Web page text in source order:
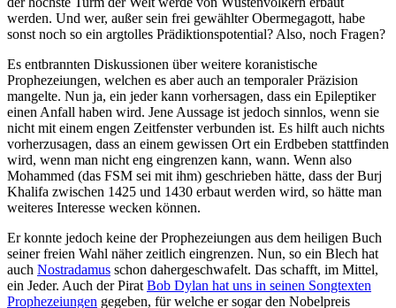
werden. Und wer, außer sein frei gewählter Obermegagott, habe
sonst noch so ein argtolles Prädiktionspotential? Also, noch Fragen?
Es entbrannten Diskussionen über weitere koranistische
Prophezeiungen, welchen es aber auch an temporaler Präzision
mangelte. Nun ja, ein jeder kann vorhersagen, dass ein Epileptiker
einen Anfall haben wird. Jene Aussage ist jedoch sinnlos, wenn sie
nicht mit einem engen Zeitfenster verbunden ist. Es hilft auch nichts
vorherzusagen, dass an einem gewissen Ort ein Erdbeben stattfinden
wird, wenn man nicht eng eingrenzen kann, wann. Wenn also
Mohammed (das FSM sei mit ihm) geschrieben hätte, dass der Burj
Khalifa zwischen 1425 und 1430 erbaut werden wird, so hätte man
weiteres Interesse wecken können.
Er konnte jedoch keine der Prophezeiungen aus dem heiligen Buch
seiner freien Wahl näher zeitlich eingrenzen. Nun, so ein Blech hat
auch Nostradamus schon dahergeschwafelt. Das schafft, im Mittel,
ein Jeder. Auch der Pirat Bob Dylan hat uns in seinen Songtexten
Prophezeiungen gegeben, für welche er sogar den Nobelpreis